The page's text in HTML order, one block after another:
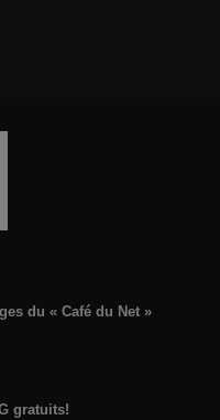
du « Café du Net »
gratuits!